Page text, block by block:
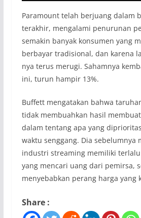
Paramount telah berjuang dalam
terakhir, mengalami penurunan
semakin banyak konsumen yang
berbayar tradisional, dan karena
nya terus merugi. Sahamnya
ini, turun hampir 13%.
Buffett mengatakan bahwa
tidak membuahkan hasil
dalam tentang apa yang
waktu senggang. Dia sebelumnya
industri streaming memiliki
yang mencari uang dari pemirsa,
menyebabkan perang harga yang
Share :